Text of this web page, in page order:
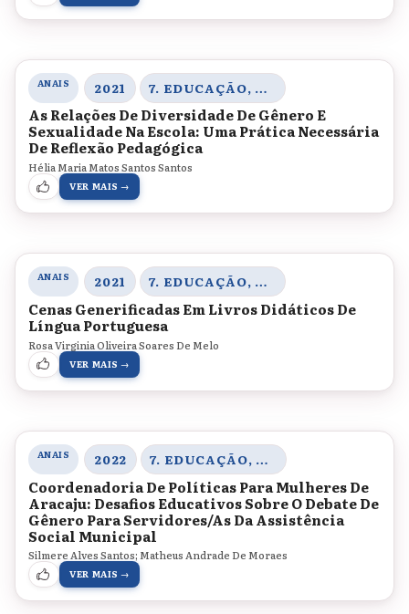
ANAIS 2021 7. EDUCAÇÃO, CORPO E GÊNERO
As Relações De Diversidade De Gênero E
Sexualidade Na Escola: Uma Prática Necessária
De Reflexão Pedagógica
Hélia Maria Matos Santos Santos
VER MAIS →
ANAIS 2021 7. EDUCAÇÃO, CORPO E GÊNERO
Cenas Generificadas Em Livros Didáticos De
Língua Portuguesa
Rosa Virginia Oliveira Soares De Melo
VER MAIS →
ANAIS 2022 7. EDUCAÇÃO, CORPO E GÊNERO
Coordenadoria De Políticas Para Mulheres De
Aracaju: Desafios Educativos Sobre O Debate De
Gênero Para Servidores/As Da Assistência
Social Municipal
Silmere Alves Santos; Matheus Andrade De Moraes
VER MAIS →